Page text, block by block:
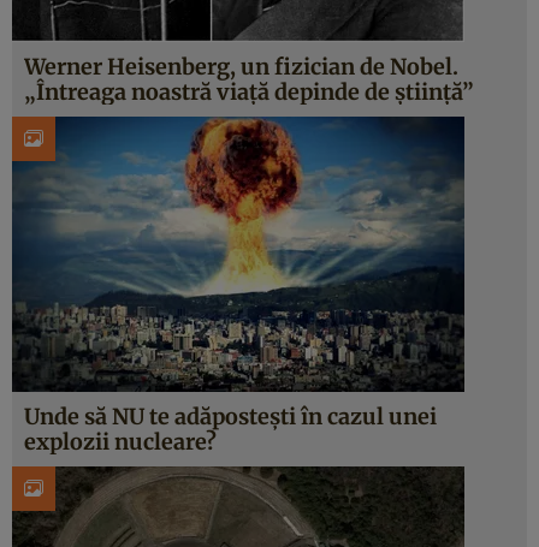
Werner Heisenberg, un fizician de Nobel.
„Întreaga noastră viață depinde de știință”
Unde să NU te adăpostești în cazul unei
explozii nucleare?